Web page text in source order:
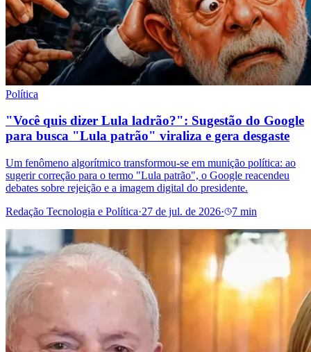
Política
"Você quis dizer Lula ladrão?": Sugestão do Google
para busca "Lula patrão" viraliza e gera desgaste
Um fenômeno algorítmico transformou-se em munição política: ao
sugerir correção para o termo "Lula patrão", o Google reacendeu
debates sobre rejeição e a imagem digital do presidente.
Redação Tecnologia e Política·27 de jul. de 2026· 7 min